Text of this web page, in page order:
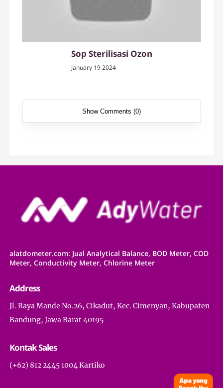
Sop Sterilisasi Ozon
January 19 2024
Show Comments (0)
alatdometer.com: Jual Analytical Balance, BOD Meter, COD
Meter, Conductivity Meter, Chlorine Meter
Address
Jl. Raya Mande No.26, Cikadut, Kec. Cimenyan, Kabupaten
Bandung, Jawa Barat 40195
Kontak Sales
(+62) 812 2445 1004 Kartiko